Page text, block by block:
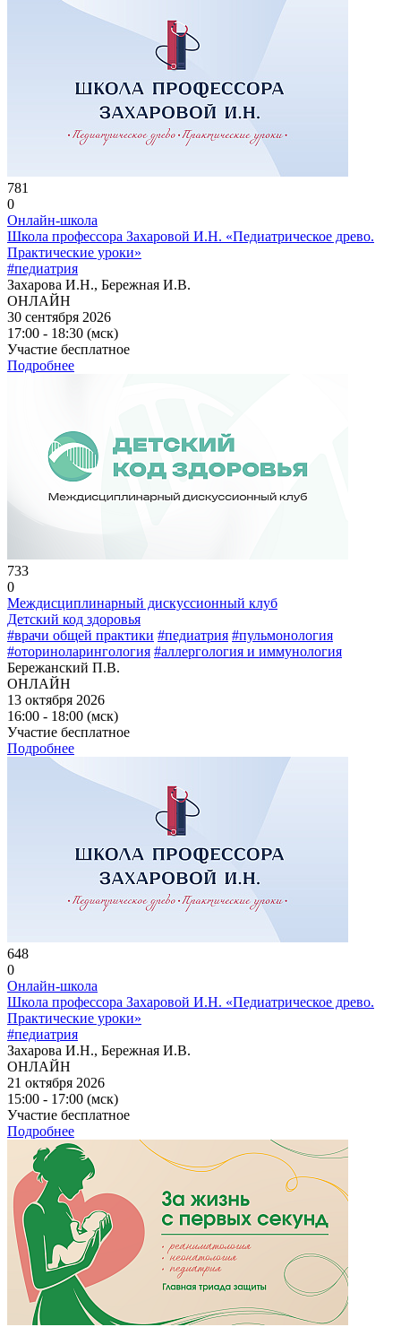
781
0
Онлайн-школа
Школа профессора Захаровой И.Н. «Педиатрическое древо.
Практические уроки»
#педиатрия
Захарова И.Н., Бережная И.В.
ОНЛАЙН
30 сентября 2026
17:00 - 18:30 (мск)
Участие бесплатное
Подробнее
733
0
Междисциплинарный дискуссионный клуб
Детский код здоровья
#врачи общей практики #педиатрия #пульмонология
#оториноларингология #аллергология и иммунология
Бережанский П.В.
ОНЛАЙН
13 октября 2026
16:00 - 18:00 (мск)
Участие бесплатное
Подробнее
648
0
Онлайн-школа
Школа профессора Захаровой И.Н. «Педиатрическое древо.
Практические уроки»
#педиатрия
Захарова И.Н., Бережная И.В.
ОНЛАЙН
21 октября 2026
15:00 - 17:00 (мск)
Участие бесплатное
Подробнее